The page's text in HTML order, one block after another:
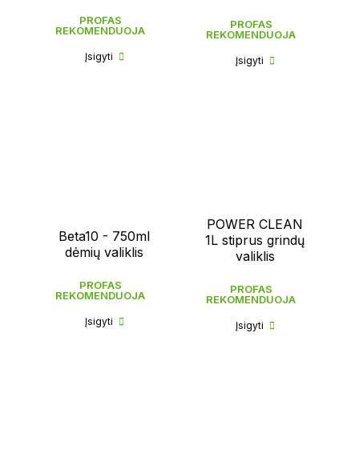
PROFAS
REKOMENDUOJA
Įsigyti
PROFAS
REKOMENDUOJA
Įsigyti
Beta10 - 750ml
dėmių valiklis
PROFAS
REKOMENDUOJA
Įsigyti
POWER CLEAN
1L stiprus grindų
valiklis
PROFAS
REKOMENDUOJA
Įsigyti